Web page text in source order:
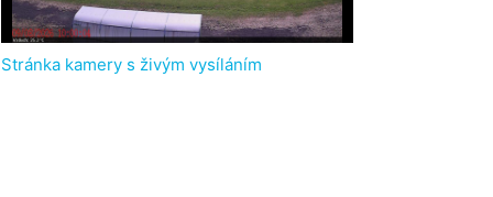
Stránka kamery s živým vysíláním